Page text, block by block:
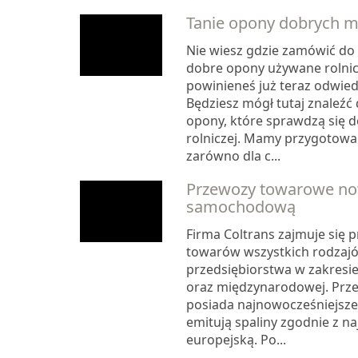
Tanie opony dobrych
Nie wiesz gdzie zamówić
dobre opony używane
powinieneś już teraz
Będziesz mógł tutaj
opony, które sprawdzą się
rolniczej. Mamy
zarówno dla c...
Przewozy towarowe
samochodową
Firma Coltrans zajmuje się
towarów wszystkich
przedsiębiorstwa w
oraz międzynarodowej.
posiada
emitują spaliny zgodnie z
europejską. Po...